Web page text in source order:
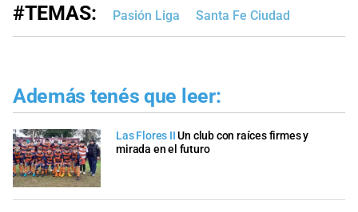
#TEMAS: Pasión Liga Santa Fe Ciudad
Además tenés que leer:
Las Flores II Un club con raíces firmes y
mirada en el futuro